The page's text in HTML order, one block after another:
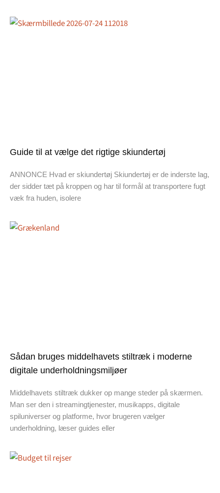
Guide til at vælge det rigtige skiundertøj
ANNONCE Hvad er skiundertøj Skiundertøj er de inderste lag,
der sidder tæt på kroppen og har til formål at transportere fugt
væk fra huden, isolere
Sådan bruges middelhavets stiltræk i moderne
digitale underholdningsmiljøer
Middelhavets stiltræk dukker op mange steder på skærmen.
Man ser den i streamingtjenester, musikapps, digitale
spiluniverser og platforme, hvor brugeren vælger
underholdning, læser guides eller